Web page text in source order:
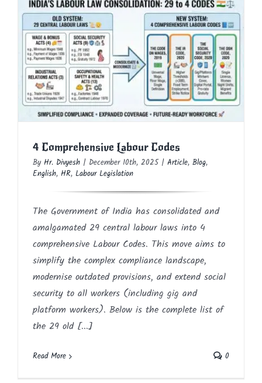
4 Comprehensive Labour Codes
Article Blog English HR Labour Legislation
4 Comprehensive Labour Codes
By Hr. Divyesh | December 10th, 2025 | Article, Blog,
English, HR, Labour Legislation
The Government of India has consolidated and
amalgamated 29 central labour laws into 4
comprehensive Labour Codes. This move aims to
simplify the complex compliance landscape,
modernise outdated provisions, and extend social
security to all workers (including gig and
platform workers). Below is the complete list of
the 29 old [...]
Read More 0